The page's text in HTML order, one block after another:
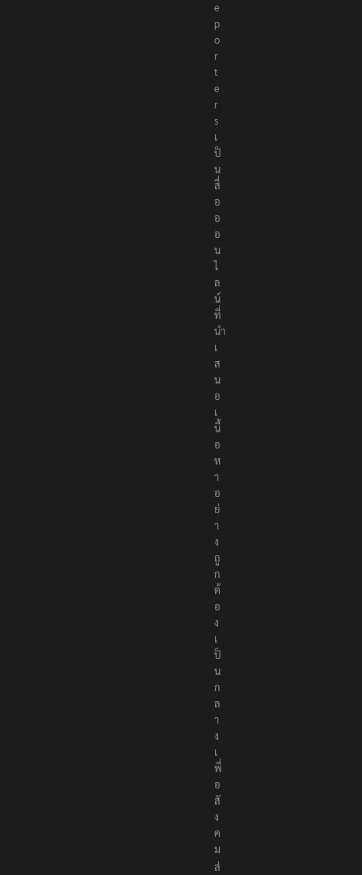
e
p
o
r
t
e
r
s
เ
ป็
น
สื่
อ
อ
อ
น
ไ
ล
น์
ที่
นำ
เ
ส
น
อ
เ
นื้
อ
ห
า
อ
ย่
า
ง
ถู
ก
ต้
อ
ง
เ
ป็
น
ก
ล
า
ง
เ
พื่
อ
สั
ง
ค
ม
ส่